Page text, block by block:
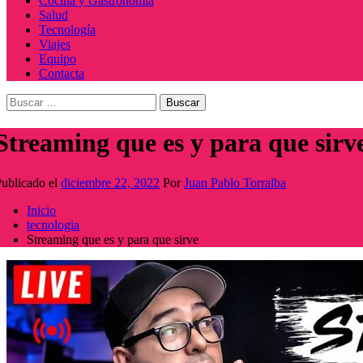
Salud
Tecnología
Viajes
Equipo
Contacta
Buscar:
que es y para que
el diciembre 22, 2022 PorJuan Pablo Torralba
Inicio
tecnologia
Streaming que es y para que sirve